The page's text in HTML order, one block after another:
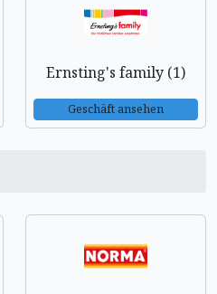
Ernsting's family (1)
Geschäft ansehen